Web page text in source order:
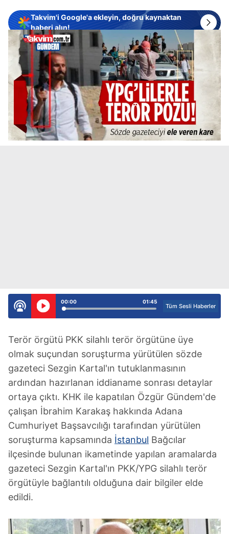
Takvim'i Google'a ekleyin, doğru kaynaktan
haberi alın!
01:45
00:00
Tüm Sesli Haberler
Terör örgütü PKK silahlı terör örgütüne üye
olmak suçundan soruşturma yürütülen sözde
gazeteci Sezgin Kartal'ın tutuklanmasının
ardından hazırlanan iddianame sonrası detaylar
ortaya çıktı. KHK ile kapatılan Özgür Gündem'de
çalışan İbrahim Karakaş hakkında Adana
Cumhuriyet Başsavcılığı tarafından yürütülen
soruşturma kapsamında İstanbul Bağcılar
ilçesinde bulunan ikametinde yapılan aramalarda
gazeteci Sezgin Kartal'ın PKK/YPG silahlı terör
örgütüyle bağlantılı olduğuna dair bilgiler elde
edildi.